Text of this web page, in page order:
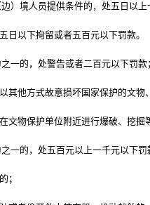
）境人员提供条件的，处五日以
日以下拘留或者五百元以下罚款。
一的，处警告或者二百元以下罚
其他方式故意损坏国家保护的文物
文物保护单位附近进行爆破、挖
一的，处五百元以上一千元以下
；